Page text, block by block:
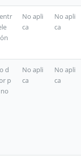
No apli
ca
No apli
ca
d
p
No apli
ca
No apli
ca